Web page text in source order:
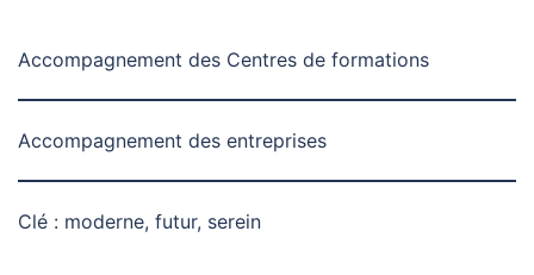
Accompagnement des Centres de formations
Accompagnement des entreprises
Clé : moderne, futur, serein